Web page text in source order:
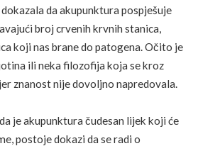
da akupunktura pospješuje
broj crvenih krvnih stanica,
koji nas brane do patogena. Očito je
ili neka filozofija koja se kroz
znanost nije dovoljno napredovala.
je akupunktura čudesan lijek koji će
postoje dokazi da se radi o